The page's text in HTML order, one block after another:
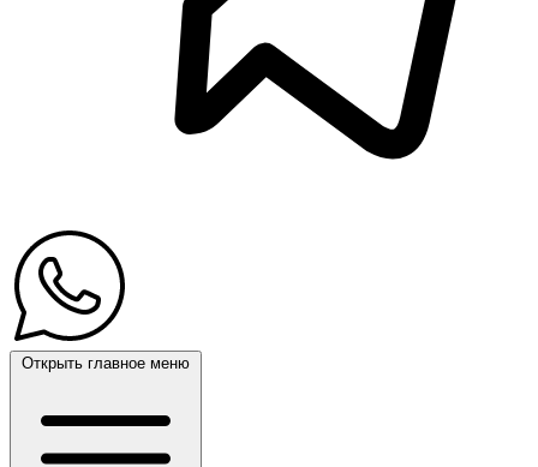
Открыть главное меню